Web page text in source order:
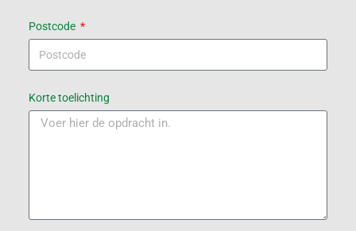
Postcode
Korte toelichting